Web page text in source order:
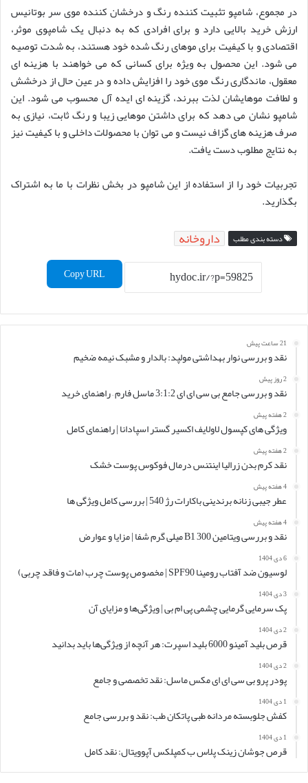
در مجموع، شامپو تثبیت کننده رنگ و درخشان کننده موی سر بوتانیس
ارزش خرید بالایی دارد و برای افرادی که به دنبال یک شامپوی موثر،
اقتصادی و با کیفیت برای موهای رنگ شده خود هستند، به شدت توصیه
می شود. این محصول به ویژه برای کسانی که می خواهند با هزینه ای
معقول، ماندگاری رنگ موی خود را افزایش داده و در عین حال از درخشش
و لطافت موهایشان لذت ببرند، گزینه ای ایده آل محسوب می شود. این
شامپو نشان می دهد که برای داشتن موهایی زیبا و رنگ ثابت، نیازی به
صرف هزینه های گزاف نیست و می توان با محصولات داخلی و با کیفیت نیز
به نتایج مطلوب دست یافت.
تجربیات خود را از استفاده از این شامپو در بخش نظرات با ما به اشتراک
بگذارید.
دسته بندی مطلب داروخانه
Copy URL
21 ساعت پیش
نقد و بررسی نوار بهداشتی مولپد: بالدار و مشبک نیمه ضخیم
2 روز پیش
نقد و بررسی جامع بی سی ای ای 3:1:2 ماسل فارم – راهنمای خرید
2 هفته پیش
ویژگی های کپسول لاولایف اکسیر گستر اسپادانا | راهنمای کامل
2 هفته پیش
نقد کرم بدن زرالیا اینتنس درمال فوکوس پوست خشک
4 هفته پیش
عطر جیبی زنانه برندینی باکارات رژ 540 | بررسی کامل ویژگی ها
4 هفته پیش
نقد و بررسی ویتامین B1 300 میلی گرم شفا | مزایا و عوارض
6 دی 1404
لوسیون ضد آفتاب رومینا SPF90 | مخصوص پوست چرب (مات و فاقد چربی)
3 دی 1404
پک سرمایی گرمایی چشمی پی ام بی | ویژگی‌ها و مزایای آن
2 دی 1404
قرص بلید آمینو 6000 بلید اسپرت: هر آنچه از ویژگی‌ها باید بدانید
2 دی 1404
پودر پرو بی سی ای ای مکس ماسل: نقد تخصصی و جامع
1 دی 1404
کفش جلوبسته مردانه طبی پاتکان طب: نقد و بررسی جامع
1 دی 1404
قرص جوشان زینک پلاس ب کمپلکس آپوویتال: نقد کامل